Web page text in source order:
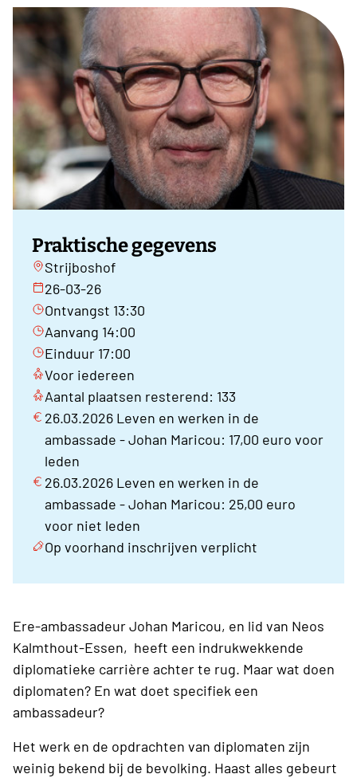
Praktische gegevens
Strijboshof
26-03-26
Ontvangst 13:30
Aanvang 14:00
Einduur 17:00
Voor iedereen
Aantal plaatsen resterend: 133
26.03.2026 Leven en werken in de
ambassade - Johan Maricou: 17,00 euro voor
leden
26.03.2026 Leven en werken in de
ambassade - Johan Maricou: 25,00 euro
voor niet leden
Op voorhand inschrijven verplicht
Ere-ambassadeur Johan Maricou, en lid van Neos
Kalmthout-Essen, heeft een indrukwekkende
diplomatieke carrière achter te rug. Maar wat doen
diplomaten? En wat doet specifiek een
ambassadeur?
Het werk en de opdrachten van diplomaten zijn
weinig bekend bij de bevolking. Haast alles gebeurt